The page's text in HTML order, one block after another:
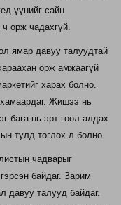
үүнийг сайн
орж чадахгүй.
ямар давуу талуудтай
орж амжаагүй
харах болно.
Жишээ нь
бага нь эрт гоол алдах
тулд тоглох л болно.
чадварыг
байдаг. Зарим
давуу талууд байдаг.